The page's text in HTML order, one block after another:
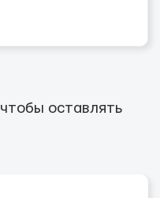
чтобы оставлять